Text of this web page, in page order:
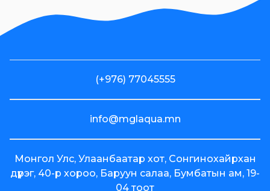
олон нийтээс
Voyage
брэндийн
"Байртай
(+976) 77045555
info@mglaqua.mn
Монгол Улс, Улаанбаатар хот, Сонгинохайрхан
дүүрэг, 40-р хороо, Баруун салаа, Бумбатын ам, 19-
04 тоот